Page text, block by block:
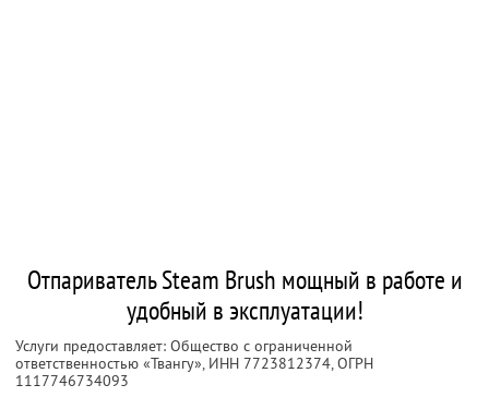
Отпариватель Steam Brush мощный в работе и
удобный в эксплуатации!
Услуги предоставляет: Общество с ограниченной
ответственностью «Твангу», ИНН 7723812374, ОГРН
1117746734093